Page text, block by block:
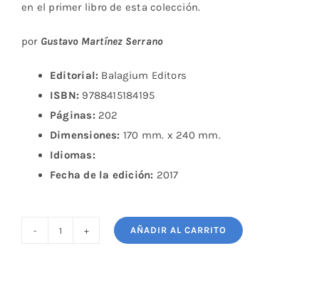
en el primer libro de esta colección.
por Gustavo Martínez Serrano
Editorial: Balagium Editors
ISBN: 9788415184195
Páginas: 202
Dimensiones: 170 mm. x 240 mm.
Idiomas:
Fecha de la edición: 2017
AÑADIR AL CARRITO